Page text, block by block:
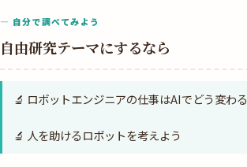
— 自分で調べてみよう
自由研究テーマにするなら
🔬 ロボットエンジニアの仕事はAIでどう変わ
🔬 人を助けるロボットを考えよう